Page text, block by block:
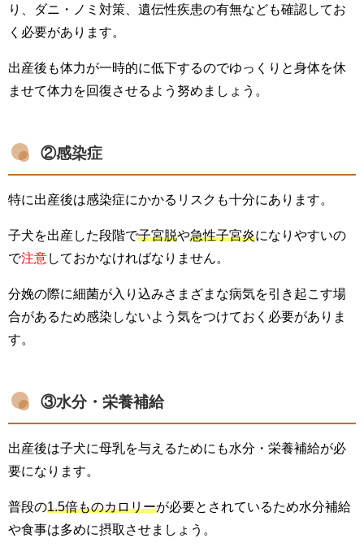
り、ダニ・ノミ対策、遺伝性疾患の有無なども確認してお
く必要があります。
出産後も体力が一時的に低下するのでゆっくりと身体を休
ませて体力を回復させるよう努めましょう。
②感染症
特に出産後は感染症にかかるリスクも十分にあります。
子犬を出産した段階で子宮脱や急性子宮炎になりやすいの
で注意しておかなければなりません。
分娩の際に細菌が入り込みさまざまな病気を引き起こす場
合があるため感染しないよう気をつけておく必要がありま
す。
③水分・栄養補給
出産後は子犬に母乳を与えるためにも水分・栄養補給が必
要になります。
普段の1.5倍ものカロリーが必要とされているため水分補給
や食事は多めに摂取させましょう。